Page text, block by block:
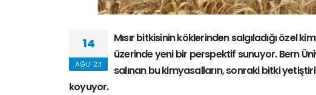
14
AĞU '23
Mısır bitkisinin köklerinden salgıladığı özel
üzerinde yeni bir perspektif sunuyor. Bern
salınan bu kimyasalların, sonraki bitki
koyuyor.